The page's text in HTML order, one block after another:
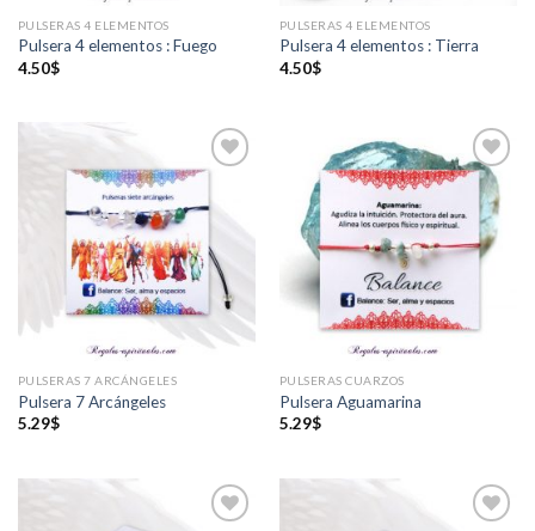
PULSERAS 4 ELEMENTOS
Pulsera 4 elementos : Fuego
4.50$
PULSERAS 4 ELEMENTOS
Pulsera 4 elementos : Tierra
4.50$
lista de
PULSERAS 7 ARCÁNGELES
Pulsera 7 Arcángeles
5.29$
Añadir
a la
lista de
deseos
PULSERAS CUARZOS
Pulsera Aguamarina
5.29$